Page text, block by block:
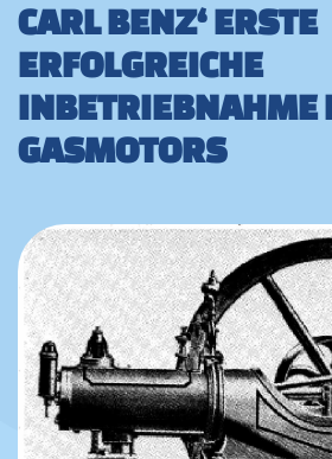
CARL BENZ‘ ERSTE
ERFOLGREICHE
INBETRIEBNAHME
GASMOTORS